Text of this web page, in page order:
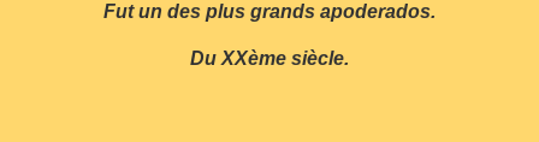
Fut un des plus grands apoderados.
Du XXème siècle.